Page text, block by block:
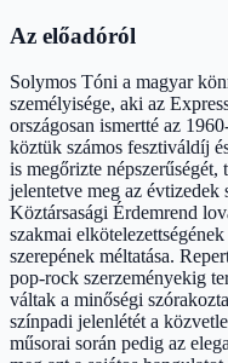
Az előadóról
Solymos Tóni a magyar
személyisége, aki az
országosan ismertté az
köztük számos fesztiváldíj
is megőrizte
jelentetve meg az évtizedek
Köztársasági Érdemrend
szakmai
szerepének méltatása.
pop-rock szerzeményekig
váltak a minőségi
színpadi jelenlétét a
műsorai során pedig az